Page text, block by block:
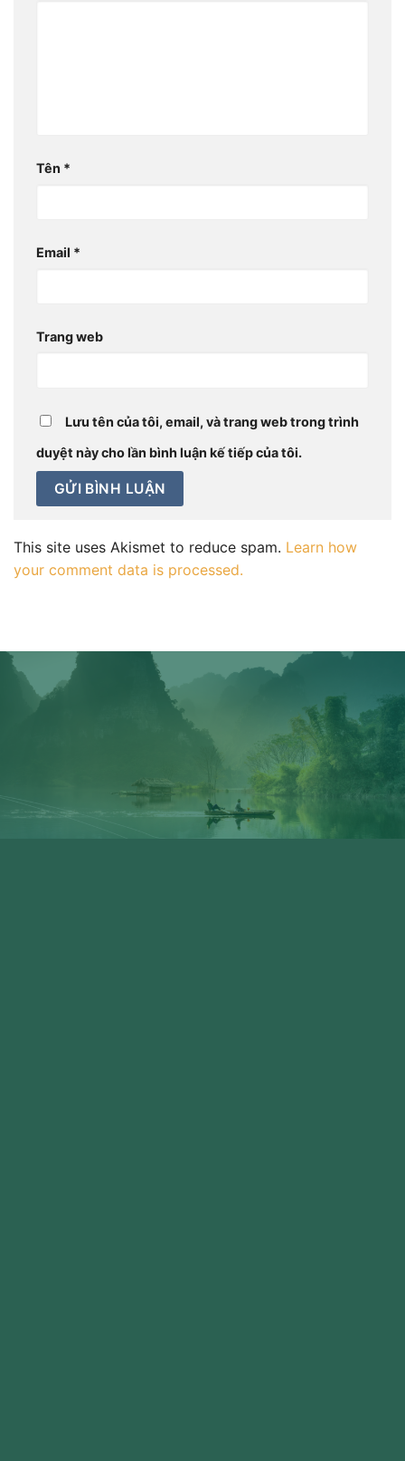
Tên *
Email *
Trang web
Lưu tên của tôi, email, và trang web trong trình
duyệt này cho lần bình luận kế tiếp của tôi.
This site uses Akismet to reduce spam. Learn how
your comment data is processed.